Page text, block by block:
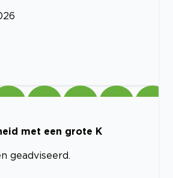
met een grote K
geadviseerd.